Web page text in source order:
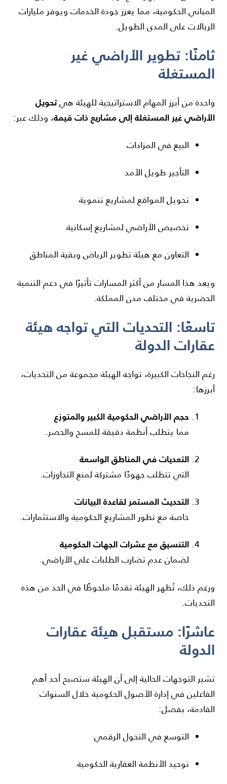
المباني الحكومية، مما يعزز جودة الخدمات ويوفر مليارات
الريالات على المدى الطويل.
ثامنًا: تطوير الأراضي غير
المستغلة
واحدة من أبرز المهام الاستراتيجية للهيئة هيتحويل
الأراضي غير المستغلة إلى مشاريع ذات قيمة، وذلك عبر:
البيع في المزادات
التأجير طويل الأمد
تحويل المواقع لمشاريع تنموية
تخصيص الأراضي لمشاريع إسكانية
التعاون مع هيئة تطوير الرياض وبقية المناطق
ويعد هذا المسار من أكثر المسارات تأثيرًا في دعم التنمية
الحضرية في مختلف مدن المملكة.
تاسعًا: التحديات التي تواجه هيئة
عقارات الدولة
رغم النجاحات الكبيرة، تواجه الهيئة مجموعة من التحديات،
أبرزها:
حجم الأراضي الحكومية الكبير والمتوزع
مما يتطلب أنظمة دقيقة للمسح والحصر.
التعديات في المناطق الواسعة
التي تتطلب جهودًا مشتركة لمنع التجاوزات.
التحديث المستمر لقاعدة البيانات
خاصة مع تطور المشاريع الحكومية والاستثمارات.
التنسيق مع عشرات الجهات الحكومية
لضمان عدم تضارب الطلبات على الأراضي.
ورغم ذلك، تُظهر الهيئة تقدمًا ملحوظًا في الحد من هذه
التحديات.
عاشرًا: مستقبل هيئة عقارات
الدولة
تشير التوجهات الحالية إلى أن الهيئة ستصبح أحد أهم
الفاعلين في إدارة الأصول الحكومية خلال السنوات
القادمة، بفضل:
التوسع في التحول الرقمي
توحيد الأنظمة العقارية الحكومية